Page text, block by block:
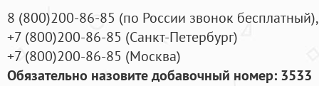
8 (800)200-86-85 (по России звонок бесплатный),
+7 (800)200-86-85 (Санкт-Петербург)
+7 (800)200-86-85 (Москва)
Обязательно назовите добавочный номер: 3533